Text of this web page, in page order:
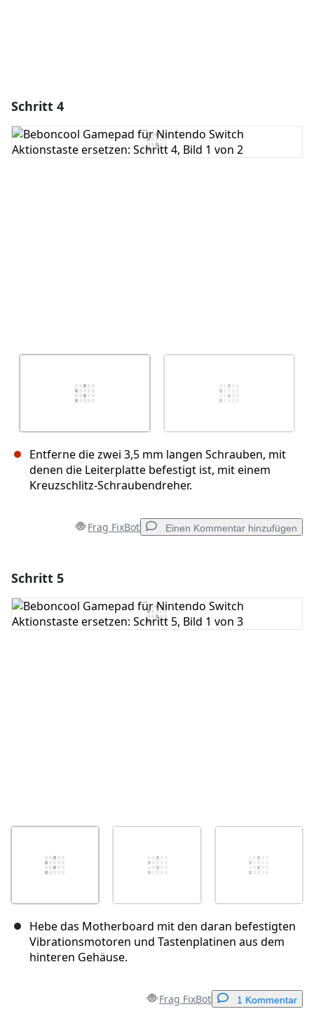
Schritt 4
Entferne die zwei 3,5 mm langen Schrauben, mit
denen die Leiterplatte befestigt ist, mit einem
Kreuzschlitz-Schraubendreher.
Frag FixBot Einen Kommentar hinzufügen
Kommentar hinzufügen
Schritt 5
Hebe das Motherboard mit den daran befestigten
Vibrationsmotoren und Tastenplatinen aus dem
hinteren Gehäuse.
Frag FixBot 1 Kommentar